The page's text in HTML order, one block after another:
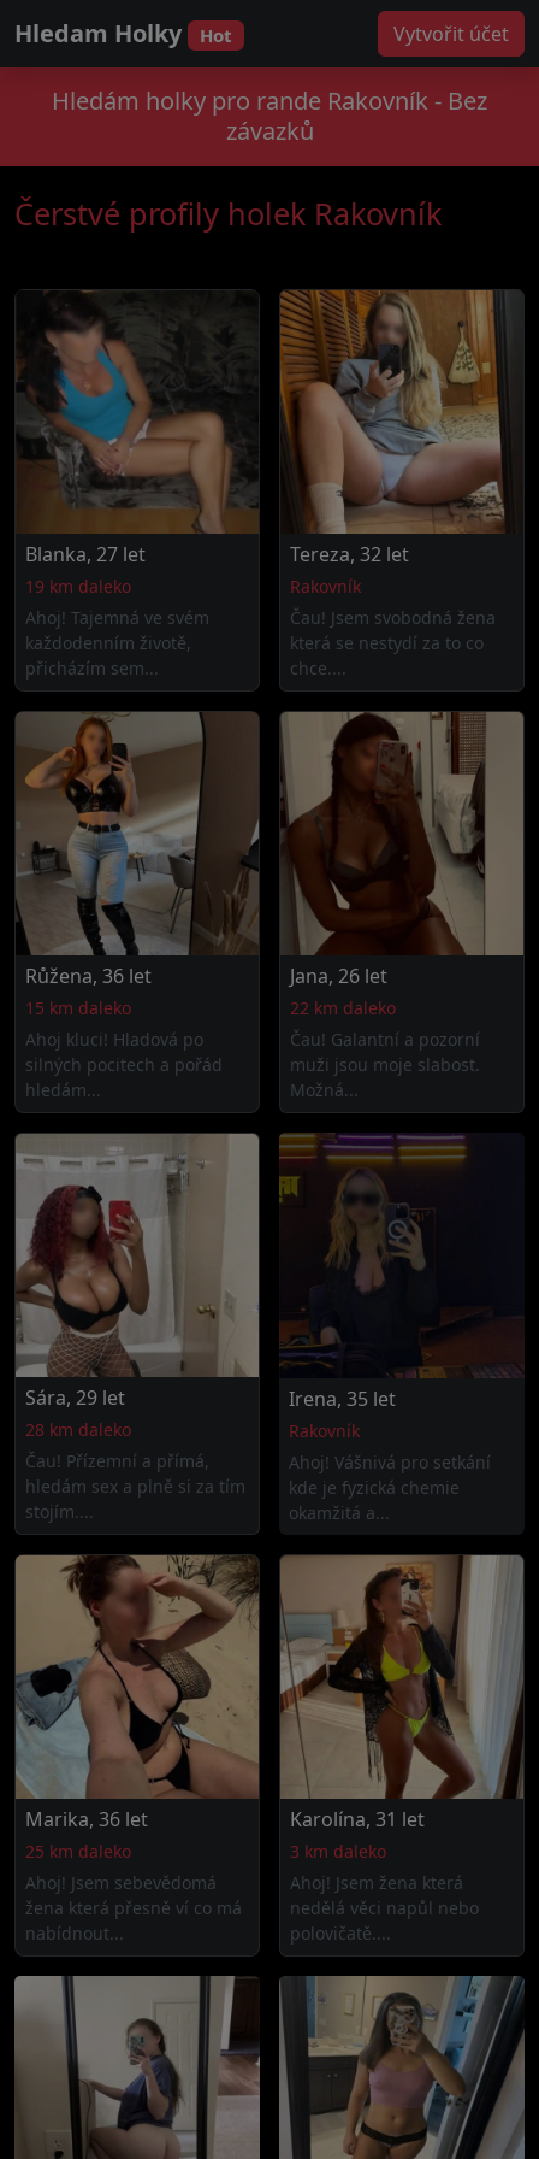
Hledam Holky Hot Vytvořit účet
Hledám holky pro rande Rakovník - Bez
závazků
Čerstvé profily holek Rakovník
Blanka, 27 let
19 km daleko
Ahoj! Tajemná ve svém
každodenním životě,
přicházím sem...
Tereza, 32 let
Rakovník
Čau! Jsem svobodná žena
která se nestydí za to co
chce....
Růžena, 36 let
15 km daleko
Ahoj kluci! Hladová po
silných pocitech a pořád
hledám...
Jana, 26 let
22 km daleko
Čau! Galantní a pozorní
muži jsou moje slabost.
Možná...
Sára, 29 let
28 km daleko
Čau! Přízemní a přímá,
hledám sex a plně si za tím
stojím....
Irena, 35 let
Rakovník
Ahoj! Vášnivá pro setkání
kde je fyzická chemie
okamžitá a...
Marika, 36 let
25 km daleko
Ahoj! Jsem sebevědomá
žena která přesně ví co má
nabídnout...
Karolína, 31 let
3 km daleko
Ahoj! Jsem žena která
nedělá věci napůl nebo
polovičatě....